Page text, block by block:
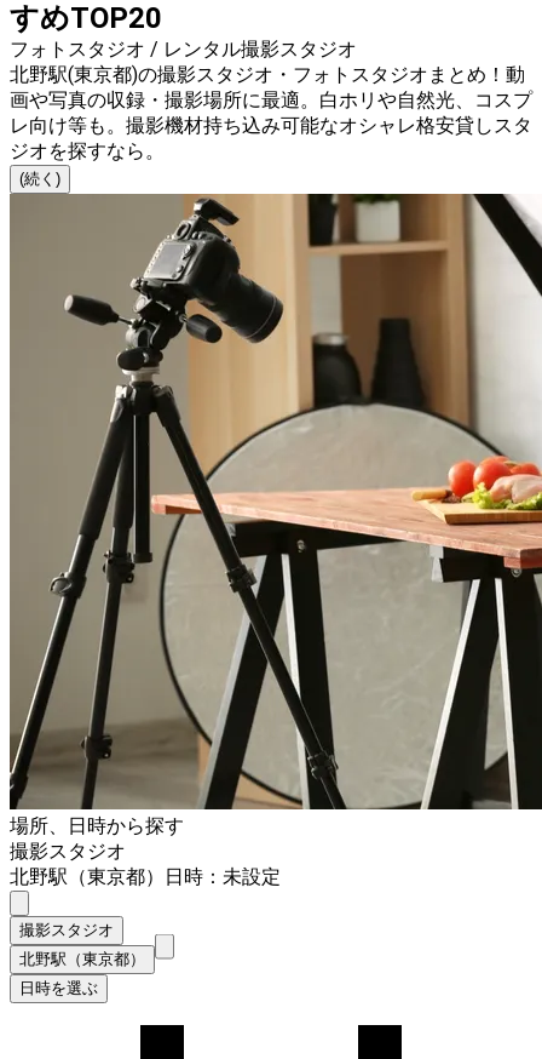
すめTOP20
フォトスタジオ / レンタル撮影スタジオ
北野駅(東京都)の撮影スタジオ・フォトスタジオまとめ！動
画や写真の収録・撮影場所に最適。白ホリや自然光、コスプ
レ向け等も。撮影機材持ち込み可能なオシャレ格安貸しスタ
ジオを探すなら。
(続く)
場所、日時から探す
撮影スタジオ
北野駅（東京都）
日時：未設定
撮影スタジオ
北野駅（東京都）
日時を選ぶ